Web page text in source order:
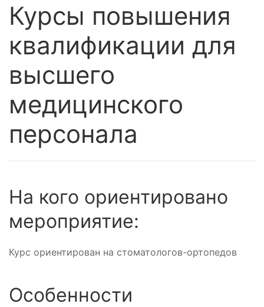
Курсы повышения
квалификации для
высшего
медицинского
персонала
На кого ориентировано
мероприятие:
Курс ориентирован на стоматологов-ортопедов
Особенности